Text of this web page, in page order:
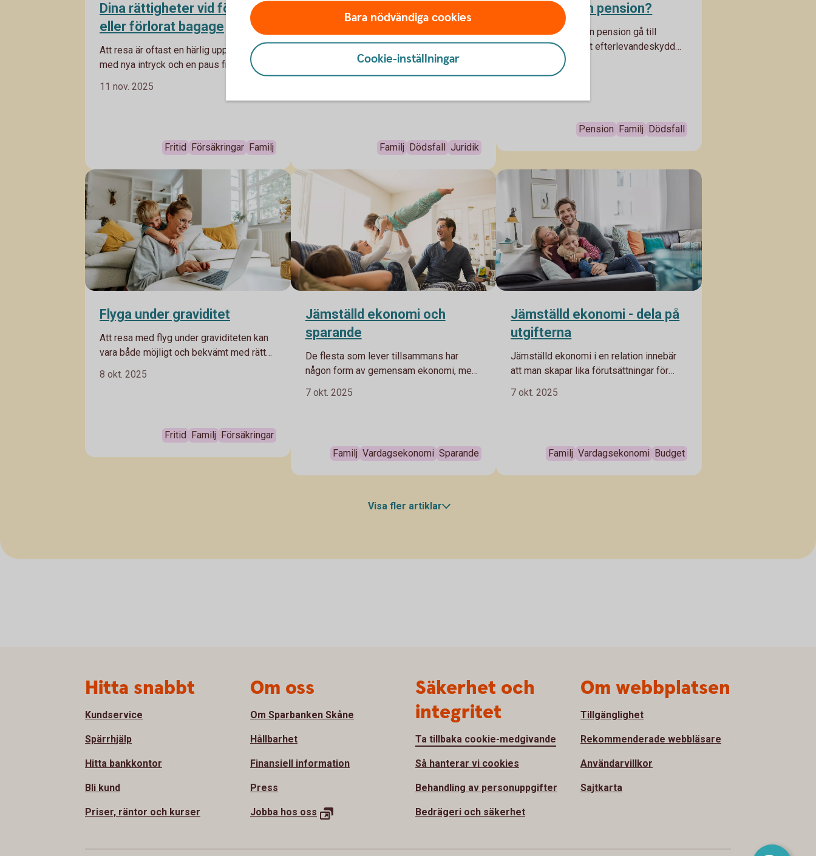
Dina rättigheter vid försenat
eller förlorat bagage
Att resa är oftast en härlig upplevelse,
med nya intryck och en paus från
det påverka hela resan. Då är det bra att
veta vilka rättigheter du har och vilken
sorts ersättning du kan få vid till exempel
förlorat bagage.
11 nov. 2025
Fritid Försäkringar Familj
vem ärver mig?
ditt arv fördelas och många ställer sig
kanske frågan – vem ärver mig? Läs mer
Familj Dödsfall Juridik
Vem ärver din pension?
Vid dödsfall kan din pension gå till
anhöriga om du valt efterlevandeskydd
eller återbetalningsskydd. Annars går
pengarna tillbaka till pensionssystemet.
vi guidar dig i vad du bör tänka på.
Pension Familj Dödsfall
Flyga under graviditet
Att resa med flyg under graviditeten kan
vara både möjligt och bekvämt med rätt
8 okt. 2025
Fritid Familj Försäkringar
Jämställd ekonomi och
sparande
De flesta som lever tillsammans har
någon form av gemensam ekonomi, men
7 okt. 2025
Familj Vardagsekonomi Sparande
Jämställd ekonomi - dela på
utgifterna
Jämställd ekonomi i en relation innebär
att man skapar lika förutsättningar för
7 okt. 2025
Familj Vardagsekonomi Budget
Visa fler artiklar
Bara nödvändiga cookies
Cookie-inställningar
Hitta snabbt
Kundservice
Spärrhjälp
Hitta bankkontor
Bli kund
Priser, räntor och kurser
Om oss
Om Sparbanken Skåne
Hållbarhet
Finansiell information
Press
Jobba hos oss
Säkerhet och
integritet
Ta tillbaka cookie-medgivande
Så hanterar vi cookies
Behandling av personuppgifter
Bedrägeri och säkerhet
Om webbplatsen
Tillgänglighet
Rekommenderade webbläsare
Användarvillkor
Sajtkarta